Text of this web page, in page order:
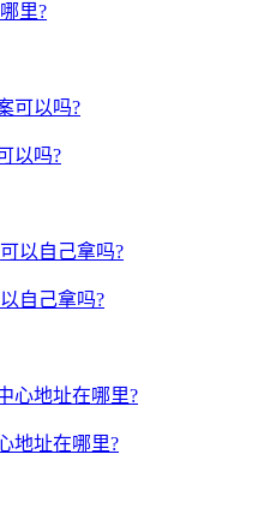
里?
以吗?
自己拿吗?
地址在哪里?